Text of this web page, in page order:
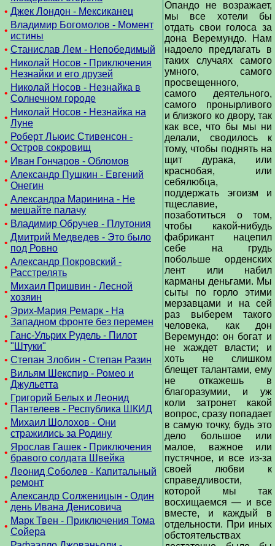
• Джек Лондон - Мексиканец
•
Владимир Богомолов - Момент
истины
• Станислав Лем - Непобедимый
•
Николай Носов - Приключения
Незнайки и его друзей
•
Николай Носов - Незнайка в
Солнечном городе
•
Николай Носов - Незнайка на
Луне
•
Роберт Льюис Стивенсон -
Остров сокровищ
• Иван Гончаров - Обломов
•
Александр Пушкин - Евгений
Онегин
•
Александра Маринина - Не
мешайте палачу
• Владимир Обручев - Плутония
•
Дмитрий Медведев - Это было
под Ровно
•
Александр Покровский -
Расстрелять
•
Михаил Пришвин - Лесной
хозяин
•
Эрих-Мария Ремарк - На
Западном фронте без перемен
•
Ганс-Ульрих Рудель - Пилот
"Штуки"
• Степан Злобин - Степан Разин
•
Вильям Шекспир - Ромео и
Джульетта
•
Григорий Белых и Леонид
Пантелеев - Республика ШКИД
•
Михаил Шолохов - Они
стражились за Родину
•
Ярослав Гашек - Приключения
бравого солдата Швейка
•
Леонид Соболев - Капитальный
ремонт
•
Александр Солженицын - Один
день Ивана Денисовича
•
Марк Твен - Приключения Тома
Сойера
Опандо не возражает,
мы все хотели бы
отдать свои голоса за
дона Веремундо. Нам
надоело предлагать в
таких случаях самого
умного, самого
просвещенного,
самого деятельного,
самого пронырливого
и близкого ко двору, так
как все, что бы мы ни
делали, сводилось к
тому, чтобы поднять на
щит дурака, или
краснобая, или
себялюбца,
поддержать эгоизм и
тщеславие,
позаботиться о том,
чтобы какой-нибудь
фабрикант нацепил
себе на грудь
побольше орденских
лент или набил
карманы деньгами. Мы
сыты по горло этими
мерзавцами и на сей
раз выберем такого
человека, как дон
Веремундо: он богат и
не жаждет власти; и
хоть не слишком
блещет талантами, ему
не откажешь в
благоразумии, и уж
коли затронет какой
вопрос, сразу попадает
в самую точку, будь это
дело большое или
малое, важное или
пустячное, и все из-за
своей любви к
справедливости,
которой мы так
восхищаемся — и все
вместе, и каждый в
отдельности. При иных
обстоятельствах